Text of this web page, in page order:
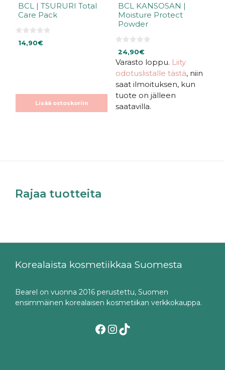
BCL | TSURURI Total
Care Pack
0
14,90€
Lisää ostoskoriin
BCL KANSOSAN |
Moisture Protect
Powder
0
5
:
s
t
24,90€
Varasto loppu. Liity
odotuslistalle tästä, niin
saat ilmoituksen, kun
tuote on jälleen
saatavilla.
Rajaa tuotteita
Korealaista kosmetiikkaa Suomesta
Bearel on vuonna 2016 perustettu, Suomen
ensimmäinen korealaisen kosmetiikan verkkokauppa.
Facebook
Instagram
TikTok